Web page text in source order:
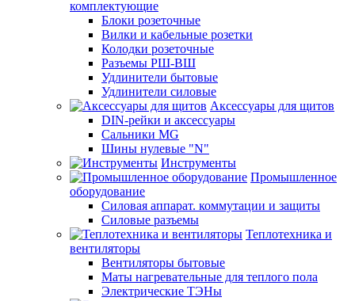
комплектующие
Блоки розеточные
Вилки и кабельные розетки
Колодки розеточные
Разъемы РШ-ВШ
Удлинители бытовые
Удлинители силовые
Аксессуары для щитов
DIN-рейки и аксессуары
Сальники MG
Шины нулевые "N"
Инструменты
Промышленное
оборудование
Силовая аппарат. коммутации и защиты
Силовые разъемы
Теплотехника и
вентиляторы
Вентиляторы бытовые
Маты нагревательные для теплого пола
Электрические ТЭНы